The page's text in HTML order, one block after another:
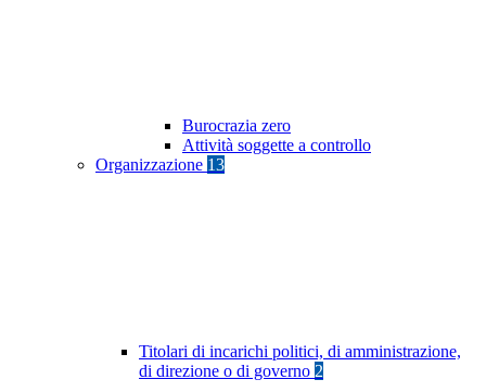
Burocrazia zero
Attività soggette a controllo
Organizzazione 13
Titolari di incarichi politici, di amministrazione,
di direzione o di governo 2